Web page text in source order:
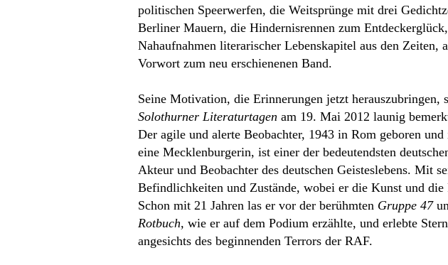
politischen Speerwerfen, die Weitsprünge mit drei
Berliner Mauern, die Hindernisrennen zum
Nahaufnahmen literarischer Lebenskapitel aus den
Vorwort zum neu erschienenen Band.
Seine Motivation, die Erinnerungen jetzt herauszubringen,
Solothurner Literaturtagen am 19. Mai 2012 launig
Der agile und alerte Beobachter, 1943 in Rom geboren
eine Mecklenburgerin, ist einer der bedeutendsten
Akteur und Beobachter des deutschen Geisteslebens. Mit
Befindlichkeiten und Zustände, wobei er die Kunst und
Schon mit 21 Jahren las er vor der berühmten Gruppe 47
Rotbuch, wie er auf dem Podium erzählte, und erlebte
angesichts des beginnenden Terrors der RAF.